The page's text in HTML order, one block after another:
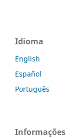
Idioma
English
Español
Português
Informações